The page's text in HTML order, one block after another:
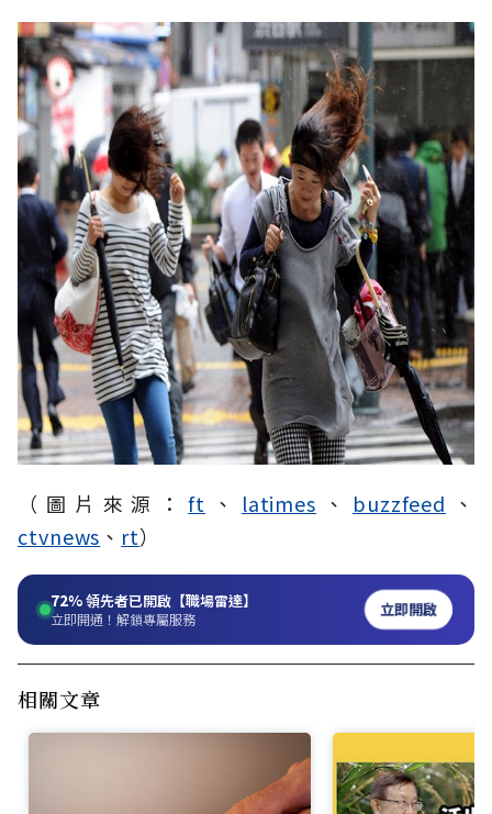
（圖片來源：ft 、 latimes 、 buzzfeed 、
ctvnews 、 rt）
72%領先者已開啟【職場雷達】
立即開通！解鎖專屬服務 立即開啟
相關文章